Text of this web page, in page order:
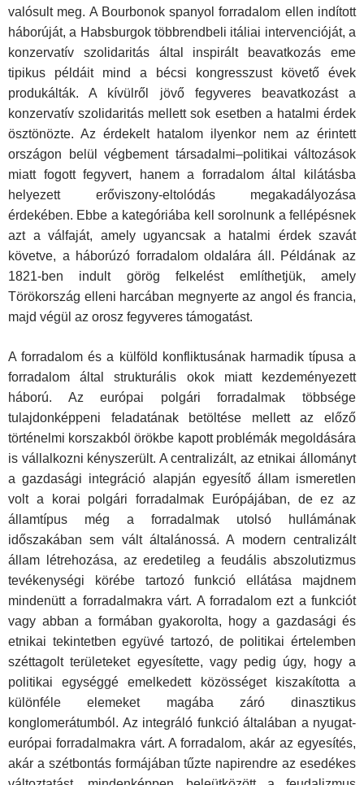
valósult meg. A Bourbonok spanyol forradalom ellen indított
háborúját, a Habsburgok többrendbeli itáliai intervencióját, a
konzervatív szolidaritás által inspirált beavatkozás eme
tipikus példáit mind a bécsi kongresszust követő évek
produkálták. A kívülről jövő fegyveres beavatkozást a
konzervatív szolidaritás mellett sok esetben a hatalmi érdek
ösztönözte. Az érdekelt hatalom ilyenkor nem az érintett
országon belül végbement társadalmi–politikai változások
miatt fogott fegyvert, hanem a forradalom által kilátásba
helyezett erőviszony-eltolódás megakadályozása
érdekében. Ebbe a kategóriába kell sorolnunk a fellépésnek
azt a válfaját, amely ugyancsak a hatalmi érdek szavát
követve, a háborúzó forradalom oldalára áll. Példának az
1821-ben indult görög felkelést említhetjük, amely
Törökország elleni harcában megnyerte az angol és francia,
majd végül az orosz fegyveres támogatást.
A forradalom és a külföld konfliktusának harmadik típusa a
forradalom által strukturális okok miatt kezdeményezett
háború. Az európai polgári forradalmak többsége
tulajdonképpeni feladatának betöltése mellett az előző
történelmi korszakból örökbe kapott problémák megoldására
is vállalkozni kényszerült. A centralizált, az etnikai állományt
a gazdasági integráció alapján egyesítő állam ismeretlen
volt a korai polgári forradalmak Európájában, de ez az
államtípus még a forradalmak utolsó hullámának
időszakában sem vált általánossá. A modern centralizált
állam létrehozása, az eredetileg a feudális abszolutizmus
tevékenységi körébe tartozó funkció ellátása majdnem
mindenütt a forradalmakra várt. A forradalom ezt a funkciót
vagy abban a formában gyakorolta, hogy a gazdasági és
etnikai tekintetben együvé tartozó, de politikai értelemben
széttagolt területeket egyesítette, vagy pedig úgy, hogy a
politikai egységgé emelkedett közösséget kiszakította a
különféle elemeket magába záró dinasztikus
konglomerátumból. Az integráló funkció általában a nyugat-
európai forradalmakra várt. A forradalom, akár az egyesítés,
akár a szétbontás formájában tűzte napirendre az esedékes